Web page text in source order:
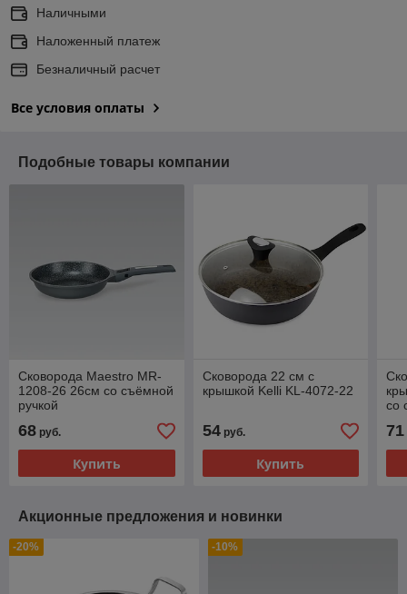
Наличными
Наложенный платеж
Безналичный расчет
Все условия оплаты
Подобные товары компании
Сковорода Maestro MR-
1208-26 26см со съёмной
ручкой
68 руб.
Купить
Сковорода 22 см с
крышкой Kelli KL-4072-22
54руб.
Купить
со
71
Акционные предложения и новинки
-20% -10%